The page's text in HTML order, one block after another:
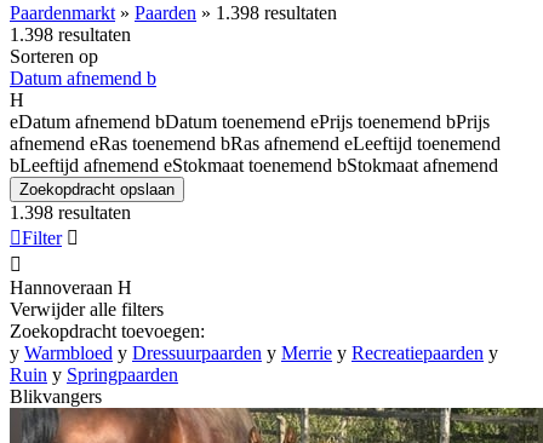
Paardenmarkt » Paarden » 1.398 resultaten
1.398 resultaten
Sorteren op
Datum afnemend b
H
eDatum afnemend bDatum toenemend ePrijs toenemend bPrijs
afnemend eRas toenemend bRas afnemend eLeeftijd toenemend
bLeeftijd afnemend eStokmaat toenemend bStokmaat afnemend
Zoekopdracht opslaan
1.398 resultaten
Filter 

Hannoveraan H
Verwijder alle filters
Zoekopdracht toevoegen:
y Warmbloed y Dressuurpaarden y Merrie y Recreatiepaarden y
Ruin y Springpaarden
Blikvangers